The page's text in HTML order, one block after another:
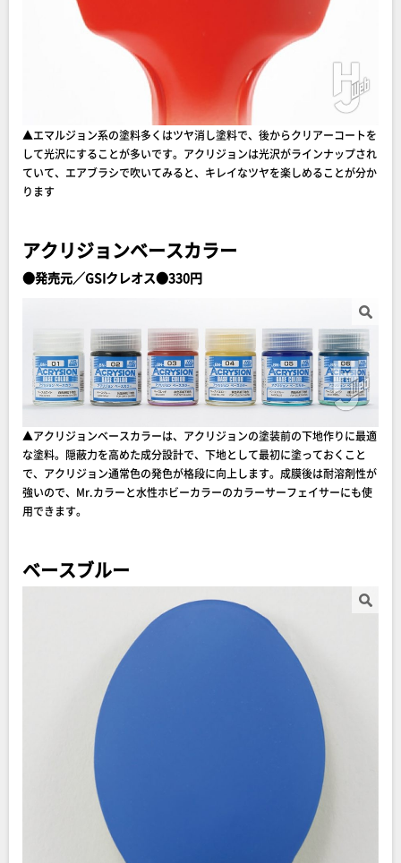
▲エマルジョン系の塗料多くはツヤ消し塗料で、後からクリアーコートを
して光沢にすることが多いです。アクリジョンは光沢がラインナップされ
ていて、エアブラシで吹いてみると、キレイなツヤを楽しめることが分か
ります
アクリジョンベースカラー
●発売元／GSIクレオス●330円
▲アクリジョンベースカラーは、アクリジョンの塗装前の下地作りに最適
な塗料。隠蔽力を高めた成分設計で、下地として最初に塗っておくこと
で、アクリジョン通常色の発色が格段に向上します。成膜後は耐溶剤性が
強いので、Mr.カラーと水性ホビーカラーのカラーサーフェイサーにも使
用できます。
ベースブルー